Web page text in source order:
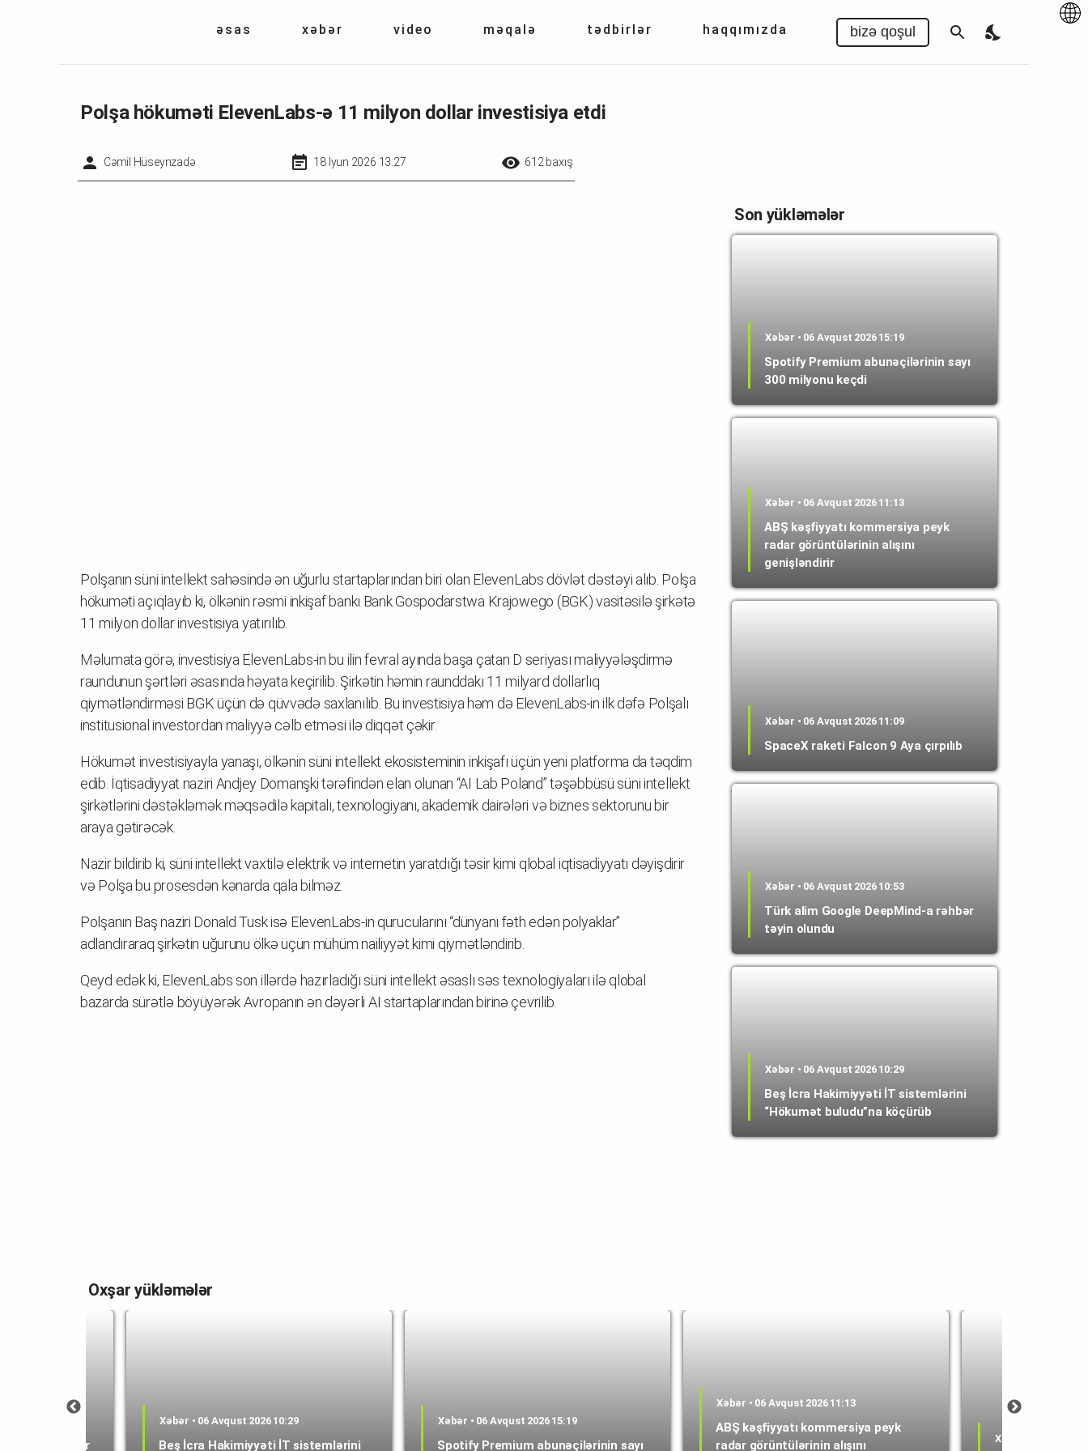
əsas xəbər video məqalə tədbirlər haqqımızda bizə qoşul
Polşa hökuməti ElevenLabs-ə 11 milyon dollar investisiya etdi
Cəmil Hüseynzadə 18 İyun 2026 13:27 612 baxış
Polşanın süni intellekt sahəsində ən uğurlu startaplarından biri olan ElevenLabs dövlət dəstəyi alıb. Polşa
hökuməti açıqlayıb ki, ölkənin rəsmi inkişaf bankı Bank Gospodarstwa Krajowego (BGK) vasitəsilə şirkətə
11 milyon dollar investisiya yatırılıb.
Məlumata görə, investisiya ElevenLabs-in bu ilin fevral ayında başa çatan D seriyası maliyyələşdirmə
raundunun şərtləri əsasında həyata keçirilib. Şirkətin həmin raunddakı 11 milyard dollarlıq
qiymətləndirməsi BGK üçün də qüvvədə saxlanılıb. Bu investisiya həm də ElevenLabs-in ilk dəfə Polşalı
institusional investordan maliyyə cəlb etməsi ilə diqqət çəkir.
Hökumət investisiyayla yanaşı, ölkənin süni intellekt ekosisteminin inkişafı üçün yeni platforma da təqdim
edib. İqtisadiyyat naziri Andjey Domanşki tərəfindən elan olunan “AI Lab Poland” təşəbbüsü süni intellekt
şirkətlərini dəstəkləmək məqsədilə kapitalı, texnologiyanı, akademik dairələri və biznes sektorunu bir
araya gətirəcək.
Nazir bildirib ki, süni intellekt vaxtilə elektrik və internetin yaratdığı təsir kimi qlobal iqtisadiyyatı dəyişdirir
və Polşa bu prosesdən kənarda qala bilməz.
Polşanın Baş naziri Donald Tusk isə ElevenLabs-in qurucularını “dünyanı fəth edən polyaklar”
adlandıraraq şirkətin uğurunu ölkə üçün mühüm nailiyyət kimi qiymətləndirib.
Qeyd edək ki, ElevenLabs son illərdə hazırladığı süni intellekt əsaslı səs texnologiyaları ilə qlobal
bazarda sürətlə böyüyərək Avropanın ən dəyərli AI startaplarından birinə çevrilib.
Son yükləmələr
Xəbər • 06 Avqust 2026 15:19
Spotify Premium abunəçilərinin sayı
300 milyonu keçdi
Xəbər • 06 Avqust 2026 11:13
ABŞ kəşfiyyatı kommersiya peyk
radar görüntülərinin alışını
genişləndirir
Xəbər • 06 Avqust 2026 11:09
SpaceX raketi Falcon 9 Aya çırpılıb
Xəbər • 06 Avqust 2026 10:53
Türk alim Google DeepMind-a rəhbər
təyin olundu
Xəbər • 06 Avqust 2026 10:29
Beş İcra Hakimiyyəti İT sistemlərini
“Hökumət buludu”na köçürüb
Oxşar yükləmələr
a rəhbər
Xəbər • 06 Avqust 2026 10:29
Beş İcra Hakimiyyəti İT sistemlərini
Xəbər • 06 Avqust 2026 15:19
Spotify Premium abunəçilərinin sayı
Xəbər • 06 Avqust 2026 11:13
ABŞ kəşfiyyatı kommersiya peyk
radar görüntülərinin alışını
Xəbər • 06 Avqust